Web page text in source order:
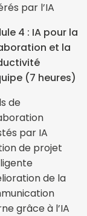
par l’IA
4 : IA pour la
et la
(7 heures)
de
par IA
de projet
de la
grâce à l’IA